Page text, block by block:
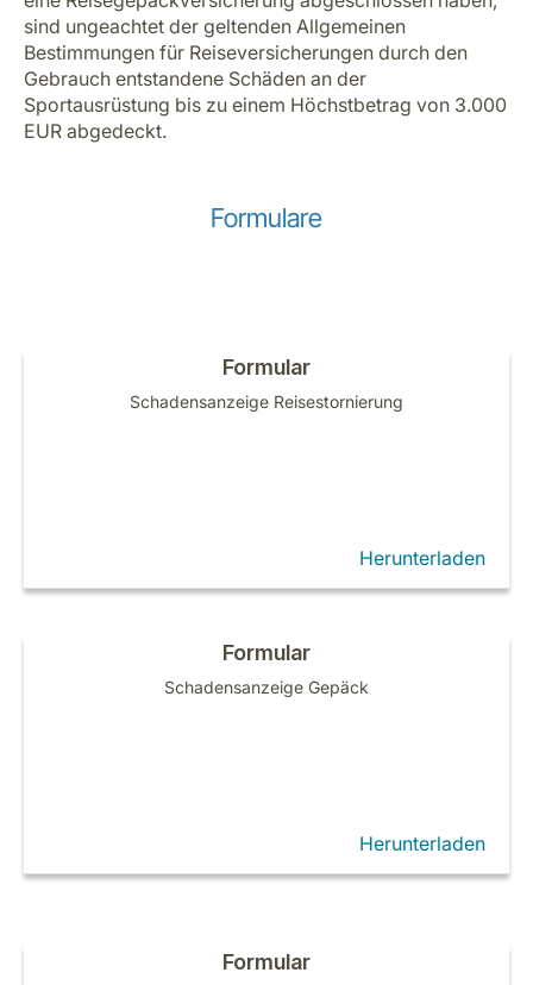
sind ungeachtet der geltenden Allgemeinen
Bestimmungen für Reiseversicherungen durch den
Gebrauch entstandene Schäden an der
Sportausrüstung bis zu einem Höchstbetrag von 3.000
EUR abgedeckt.
Formulare
Formular
Schadensanzeige Reisestornierung
Herunterladen
Formular
Schadensanzeige Gepäck
Herunterladen
Formular